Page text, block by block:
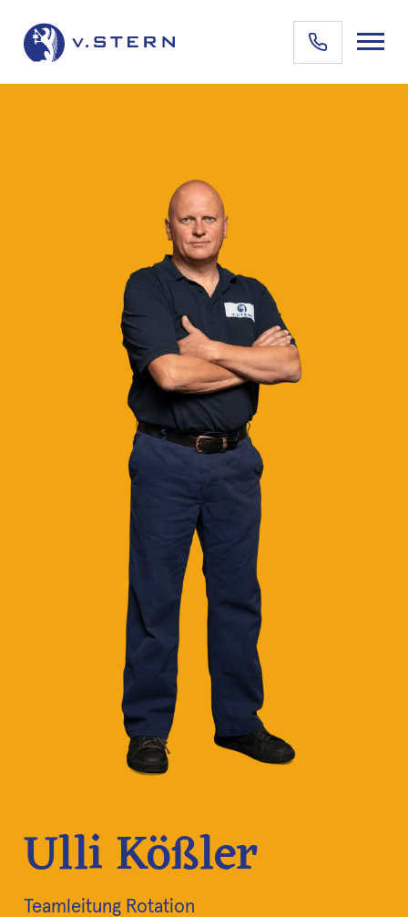
Ulli Kößler
Teamleitung Rotation